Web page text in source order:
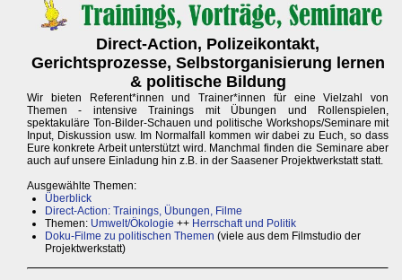
Direct-Action, Polizeikontakt,
Gerichtsprozesse, Selbstorganisierung lernen
& politische Bildung
Wir bieten Referent*innen und Trainer*innen für eine Vielzahl von
Themen - intensive Trainings mit Übungen und Rollenspielen,
spektakuläre Ton-Bilder-Schauen und politische Workshops/Seminare mit
Input, Diskussion usw. Im Normalfall kommen wir dabei zu Euch, so dass
Eure konkrete Arbeit unterstützt wird. Manchmal finden die Seminare aber
auch auf unsere Einladung hin z.B. in der Saasener Projektwerkstatt statt.
Ausgewählte Themen:
Überblick
Direct-Action: Trainings, Übungen, Filme
Themen: Umwelt/Ökologie ++ Herrschaft und Politik
Doku-Filme zu politischen Themen (viele aus dem Filmstudio der
Projektwerkstatt)